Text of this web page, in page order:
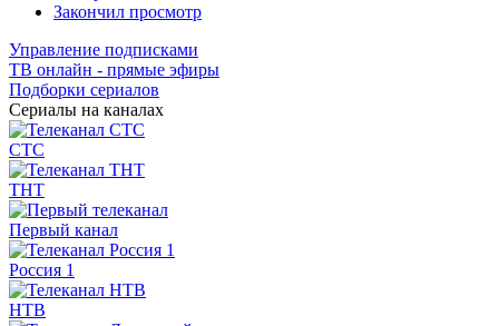
Закончил просмотр
Управление подписками
ТВ онлайн - прямые эфиры
Подборки сериалов
Сериалы на каналах
СТС
ТНТ
Первый канал
Россия 1
НТВ